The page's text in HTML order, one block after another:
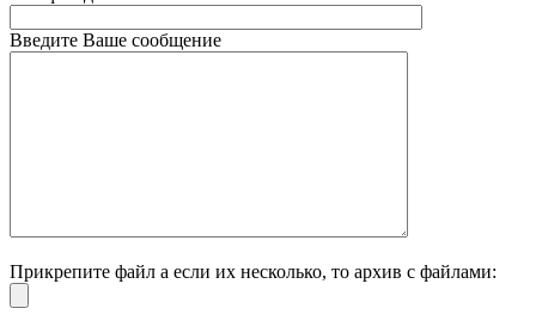
Введите Ваше сообщение
Прикрепите файл а если их несколько, то архив с файлами: